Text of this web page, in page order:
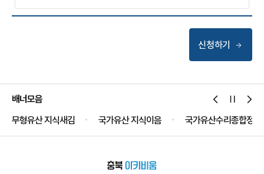
신청하기
배너모음
무형유산 지식새김
국가유산 지식이음 국가유산수리종합정보